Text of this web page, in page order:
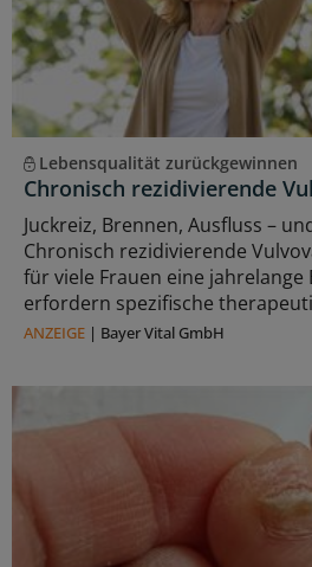
Lebensqualität zurückgewinnen
Chronisch rezidivierende
Juckreiz, Brennen, Ausfluss –
Chronisch rezidivierende
für viele Frauen eine jahrelange
erfordern spezifische
ANZEIGE | Bayer Vital GmbH